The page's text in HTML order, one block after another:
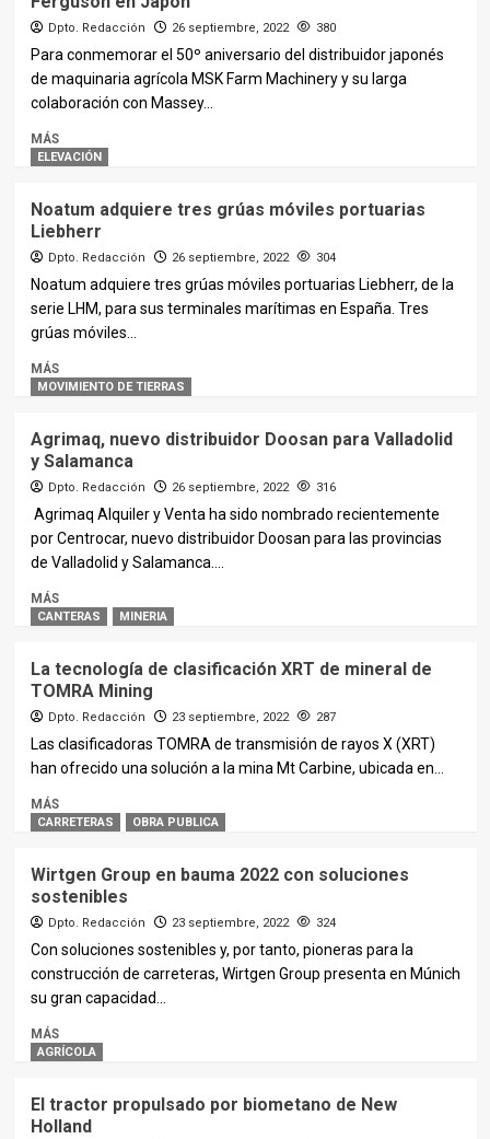
Dpto. Redacción 26 septiembre, 2022 380
Para conmemorar el 50º aniversario del distribuidor japonés
de maquinaria agrícola MSK Farm Machinery y su larga
colaboración con Massey...
MÁS
ELEVACIÓN
Noatum adquiere tres grúas móviles portuarias
Liebherr
Dpto. Redacción 26 septiembre, 2022 304
Noatum adquiere tres grúas móviles portuarias Liebherr, de la
serie LHM, para sus terminales marítimas en España. Tres
grúas móviles...
MÁS
MOVIMIENTO DE TIERRAS
Agrimaq, nuevo distribuidor Doosan para Valladolid
y Salamanca
Dpto. Redacción 26 septiembre, 2022 316
Agrimaq Alquiler y Venta ha sido nombrado recientemente
por Centrocar, nuevo distribuidor Doosan para las provincias
de Valladolid y Salamanca....
MÁS
CANTERAS MINERIA
La tecnología de clasificación XRT de mineral de
TOMRA Mining
Dpto. Redacción 23 septiembre, 2022 287
Las clasificadoras TOMRA de transmisión de rayos X (XRT)
han ofrecido una solución a la mina Mt Carbine, ubicada en...
MÁS
CARRETERAS OBRA PUBLICA
Wirtgen Group en bauma 2022 con soluciones
sostenibles
Dpto. Redacción 23 septiembre, 2022 324
Con soluciones sostenibles y, por tanto, pioneras para la
construcción de carreteras, Wirtgen Group presenta en Múnich
su gran capacidad...
MÁS
AGRÍCOLA
El tractor propulsado por biometano de New
Holland